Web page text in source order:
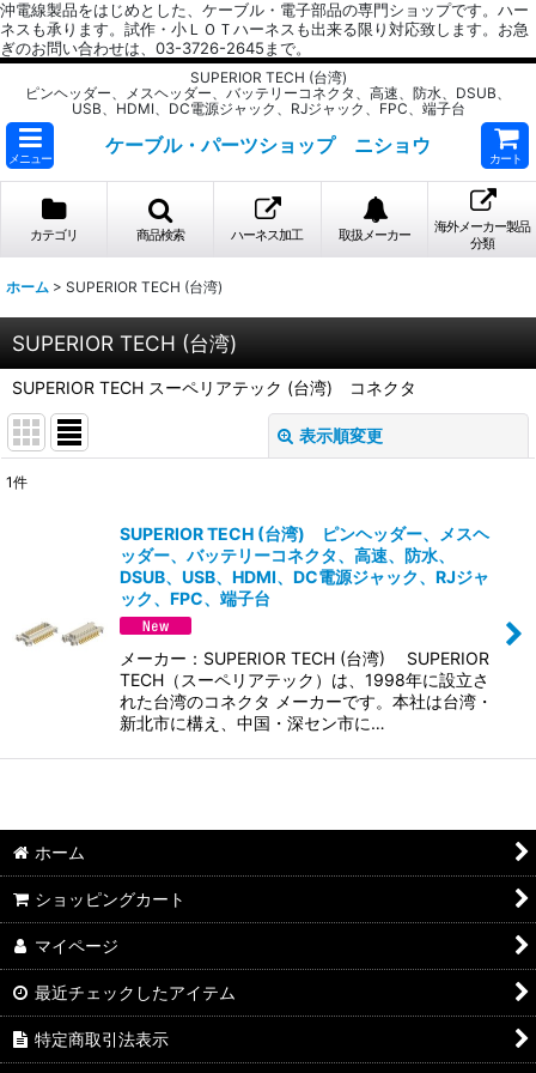
沖電線製品をはじめとした、ケーブル・電子部品の専門ショップです。ハー
ネスも承ります。試作・小ＬＯＴハーネスも出来る限り対応致します。お急
ぎのお問い合わせは、03-3726-2645まで。
SUPERIOR TECH (台湾)
ピンヘッダー、メスヘッダー、バッテリーコネクタ、高速、防水、DSUB、
USB、HDMI、DC電源ジャック、RJジャック、FPC、端子台
メニュー
ケーブル・パーツショップ ニショウ
カート
カテゴリ 商品検索 ハーネス加工 取扱メーカー
海外メーカー製品
分類
ホーム > SUPERIOR TECH (台湾)
SUPERIOR TECH (台湾)
SUPERIOR TECH スーペリアテック (台湾) コネクタ
表示順変更
1件
SUPERIOR TECH (台湾) ピンヘッダー、メスヘ
ッダー、バッテリーコネクタ、高速、防水、
DSUB、USB、HDMI、DC電源ジャック、RJジャ
ック、FPC、端子台
メーカー：SUPERIOR TECH (台湾) SUPERIOR
TECH（スーペリアテック）は、1998年に設立さ
れた台湾のコネクタ メーカーです。本社は台湾・
新北市に構え、中国・深セン市に…
ホーム
ショッピングカート
マイページ
最近チェックしたアイテム
特定商取引法表示